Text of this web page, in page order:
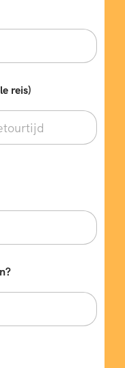
reis)